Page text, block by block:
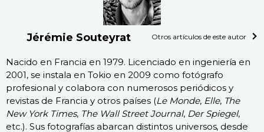
Jérémie Souteyrat Otros artículos de este autor
Nacido en Francia en 1979. Licenciado en ingeniería en
2001, se instala en Tokio en 2009 como fotógrafo
profesional y colabora con numerosos periódicos y
revistas de Francia y otros países (Le Monde, Elle, The
New York Times, The Wall Street Journal, Der Spiegel,
etc.). Sus fotografías abarcan distintos universos, desde